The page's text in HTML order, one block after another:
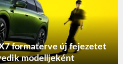
formaterve új fejezetet
modelljeként